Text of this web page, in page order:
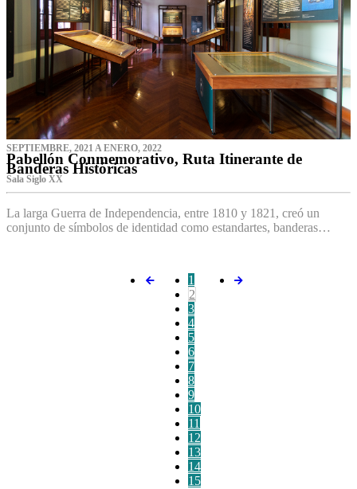
SEPTIEMBRE, 2021 A ENERO, 2022
Pabellón Conmemorativo, Ruta Itinerante de
Banderas Históricas
Sala Siglo XX
La larga Guerra de Independencia, entre 1810 y 1821, creó un
conjunto de símbolos de identidad como estandartes, banderas…
1
2
3
4
5
6
7
8
9
10
11
12
13
14
15